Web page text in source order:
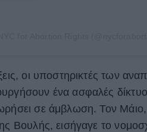
οι υποστηρικτές των
ένα ασφαλές
σε άμβλωση. Τον
Βουλής, εισήγαγε το